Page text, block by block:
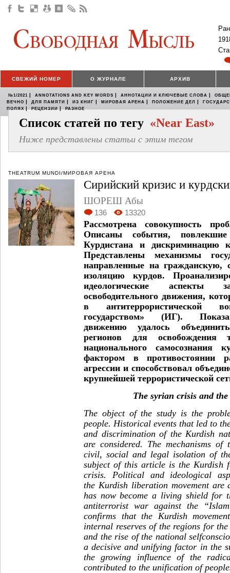
СВЕЖИЙ НОМЕР О ЖУРНАЛЕ АРХИВ
№1/2021 | ANNOTATIONS AND KEY WORDS | АННОТАЦИИ И КЛЮЧЕВЫЕ СЛОВА |
ВЕЧНО | ДЛЯ ПАМЯТИ | ИЗ КНИГ | МИРОВАЯ АРЕНА | ПОЛОЖЕНИЕ ДЕЛ |
ПОЛЯХ | РЕЦЕНЗИИ | РАЗНОЕ
Список статей по тегу «Near East»
Ниже представлены статьи с этим тегом
THEATRUM MUNDI/МИРОВАЯ АРЕНА
Сирийский кризис и
ШОРЕШ Абы
136 13320
Рассмотрена совокупность
Описаны события,
Курдистана и дискриминацию
Представлены механизмы
направленные на гражданскую,
изоляцию курдов.
идеологические аспекты
освободительного движения,
в антитеррористической
государством» (ИГ).
движению удалось
регионов для освобождения
национального самосознания
фактором в противостоянии
агрессии и способствовал
крупнейшей террористической
The syrian crisis and
The object of the study is the
people. Historical events that led to
and discrimination of the Kurdish
are considered. The mechanisms
civil, social and legal isolation of
subject of this article is the Kurdish
crisis. Political and ideological
the Kurdish liberation movement are
has now become a living shield for
antiterrorist war against the
confirms that the Kurdish
internal reserves of the regions for
and the rise of the national
a decisive and unifying factor in the
the growing influence of the
contributed to the unification of